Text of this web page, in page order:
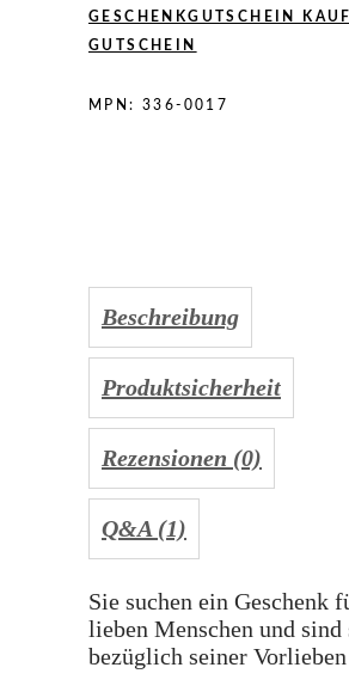
GESCHENKGUTSCHEIN
GUTSCHEIN
MPN: 336-0017
Beschreibung
Produktsicherheit
Rezensionen (0)
Q&A (1)
Sie suchen ein Geschenk
lieben Menschen und sind
bezüglich seiner